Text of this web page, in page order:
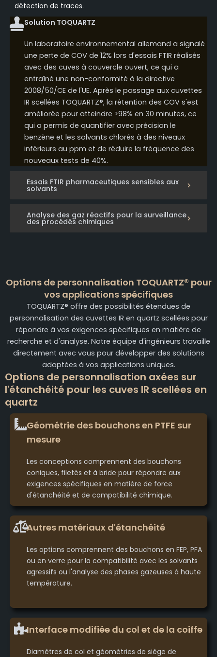
Essais FTIR pharmaceutiques sensibles aux
solvants
Analyse des gaz réactifs pour la surveillance
des procédés chimiques
détection de traces.
Solution TOQUARTZ
Un laboratoire environnemental allemand a signalé
une perte de COV de 12% lors d'essais FTIR réalisés
avec des cuves à couvercle ouvert, ce qui a
entraîné une non-conformité à la directive
2008/50/CE de l'UE. Après le passage aux cuvettes
IR scellées TOQUARTZ®, la rétention des COV s'est
améliorée pour atteindre >98% en 30 minutes, ce
qui a permis de quantifier avec précision le
benzène et les solvants chlorés à des niveaux
inférieurs au ppm et de réduire la fréquence des
nouveaux tests de 40%.
Options de personnalisation TOQUARTZ® pour
vos applications spécifiques
TOQUARTZ® offre des possibilités étendues de
personnalisation des cuvettes IR en quartz scellées pour
répondre à vos exigences spécifiques en matière de
recherche et d'analyse. Notre équipe d'ingénieurs travaille
directement avec vous pour développer des solutions
adaptées à vos applications uniques.
Options de personnalisation axées sur
l'étanchéité pour les cuves IR scellées en
quartz
Géométrie des bouchons en PTFE sur
mesure
Les conceptions comprennent des bouchons
coniques, filetés et à bride pour répondre aux
exigences spécifiques en matière de force
d'étanchéité et de compatibilité chimique.
Autres matériaux d'étanchéité
Les options comprennent des bouchons en FEP, PFA
ou en verre pour la compatibilité avec les solvants
agressifs ou l'analyse des phases gazeuses à haute
température.
Interface modifiée du col et de la coiffe
Diamètres de col et géométries de siège de